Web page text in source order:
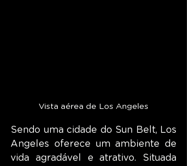
Vista aérea de Los Angeles
Sendo uma cidade do Sun Belt, Los
Angeles oferece um ambiente de
vida agradável e atrativo. Situada